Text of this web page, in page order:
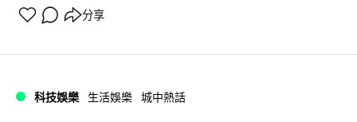
分享
科技娛樂 生活娛樂 城中熱話